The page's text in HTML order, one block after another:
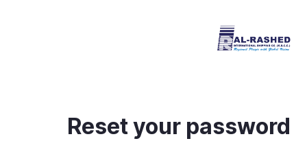
المحتوى
الرئيسي
Reset your password